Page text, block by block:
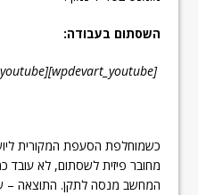
השסתום בעבודה:
[wpdevart_youtube]lFjKDCFbPN4[/wpdevart_youtube]
כשמוחלפת הסעפת המקורית
מחובר פיזית לשסתום, לא עובד
המחשב מנסה לתקן. התוצאה –